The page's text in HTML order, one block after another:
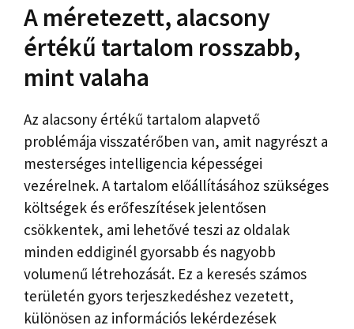
A méretezett, alacsony
értékű tartalom rosszabb,
mint valaha
Az alacsony értékű tartalom alapvető
problémája visszatérőben van, amit nagyrészt a
mesterséges intelligencia képességei
vezérelnek. A tartalom előállításához szükséges
költségek és erőfeszítések jelentősen
csökkentek, ami lehetővé teszi az oldalak
minden eddiginél gyorsabb és nagyobb
volumenű létrehozását. Ez a keresés számos
területén gyors terjeszkedéshez vezetett,
különösen az információs lekérdezések